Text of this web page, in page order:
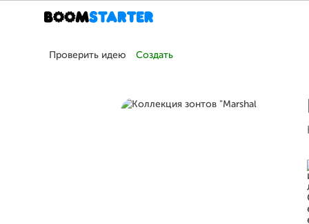
Проверить идею Создать